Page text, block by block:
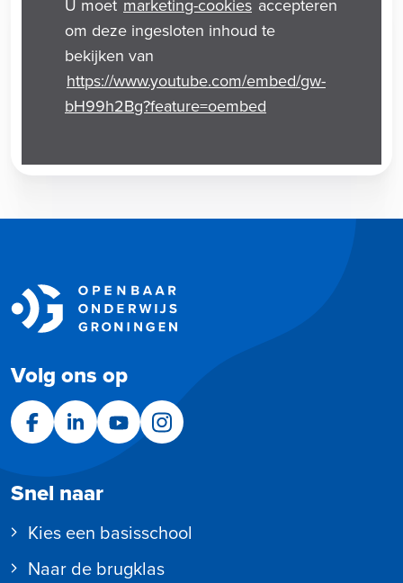
U moet marketing-cookies accepteren
om deze ingesloten inhoud te
bekijken van
https://www.youtube.com/embed/gw-
bH99h2Bg?feature=oembed
Volg ons op
FacebookLinkedInYouTubeInstagram
Snel naar
Kies een basisschool
Naar de brugklas